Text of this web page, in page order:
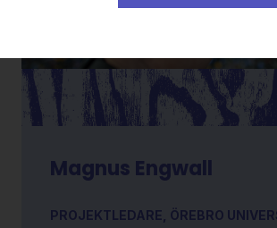
Magnus Engwall
PROJEKTLEDARE, ÖREBRO